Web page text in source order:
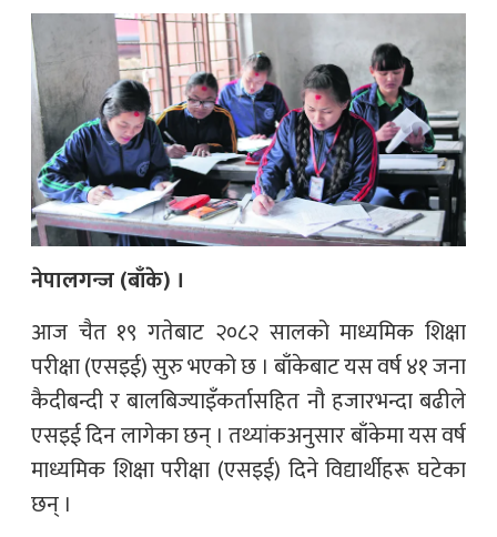
नेपालगन्ज (बाँके) ।
आज चैत १९ गतेबाट २०८२ सालको माध्यमिक शिक्षा
परीक्षा (एसइई) सुरु भएको छ । बाँकेबाट यस वर्ष ४१ जना
कैदीबन्दी र बालबिज्याइँकर्तासहित नौ हजारभन्दा बढीले
एसइई दिन लागेका छन् । तथ्यांकअनुसार बाँकेमा यस वर्ष
माध्यमिक शिक्षा परीक्षा (एसइई) दिने विद्यार्थीहरू घटेका
छन् ।